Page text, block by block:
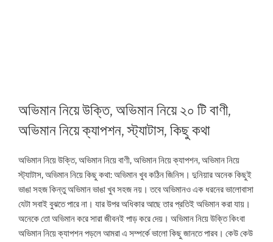
অভিমান নিয়ে উক্তি, অভিমান নিয়ে ২০ টি বাণী,
অভিমান নিয়ে ক্যাপশন, স্ট্যাটাস, কিছু কথা
অভিমান নিয়ে উক্তি, অভিমান নিয়ে বাণী, অভিমান নিয়ে ক্যাপশন, অভিমান নিয়ে
স্ট্যাটাস, অভিমান নিয়ে কিছু কথা: অভিমান খুব কঠিন জিনিস। দুনিয়ার অনেক কিছুই
ভাঙা সহজ কিন্তু অভিমান ভাঙা খুব সহজ নয়। তবে অভিমানও এক ধরনের ভালোবাসা
যেটা সবাই বুঝতে পারে না। যার উপর অধিকার আছে তার প্রতিই অভিমান করা যায়।
অনেকে তো অভিমান করে সারা জীবনই পাড় করে দেয়। অভিমান নিয়ে উক্তি কিংবা
অভিমান নিয়ে ক্যাপশন পড়লে আমরা এ সম্পর্কে ভালো কিছু জানতে পারব। কেউ কেউ